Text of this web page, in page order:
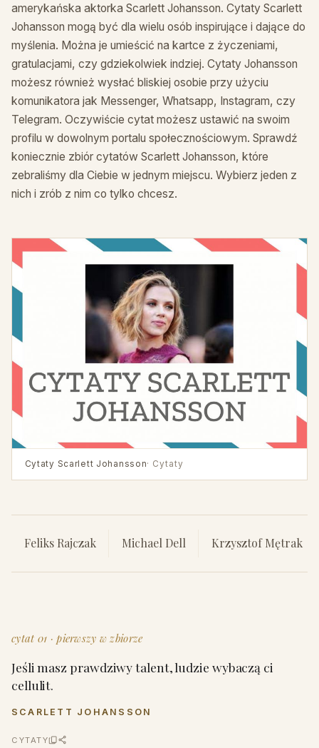
amerykańska aktorka Scarlett Johansson. Cytaty Scarlett
Johansson mogą być dla wielu osób inspirujące i dające do
myślenia. Można je umieścić na kartce z życzeniami,
gratulacjami, czy gdziekolwiek indziej. Cytaty Johansson
możesz również wysłać bliskiej osobie przy użyciu
komunikatora jak Messenger, Whatsapp, Instagram, czy
Telegram. Oczywiście cytat możesz ustawić na swoim
profilu w dowolnym portalu społecznościowym. Sprawdź
koniecznie zbiór cytatów Scarlett Johansson, które
zebraliśmy dla Ciebie w jednym miejscu. Wybierz jeden z
nich i zrób z nim co tylko chcesz.
Cytaty Scarlett Johansson· Cytaty
Feliks Rajczak Michael Dell Krzysztof Mętrak
cytat 01 · pierwszy w zbiorze
Jeśli masz prawdziwy talent, ludzie wybaczą ci
cellulit.
SCARLETT JOHANSSON
CYTATY